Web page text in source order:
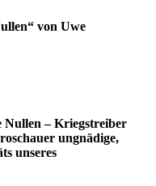
von Uwe
Nullen – Kriegstreiber
ungnädige,
unseres